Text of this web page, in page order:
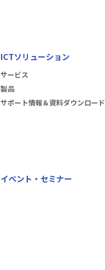
ICTソリューション
サービス
製品
サポート情報＆資料ダウンロード
イベント・セミナー